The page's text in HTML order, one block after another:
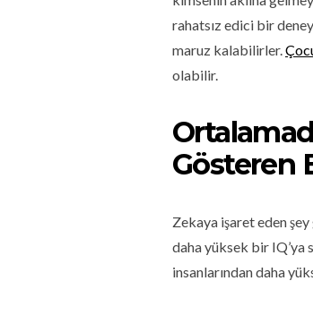
rahatsız edici bir
maruz kalabilirler.
olabilir.
Gösteren
Zekaya işaret eden
daha yüksek bir IQ’ya
insanlarından daha